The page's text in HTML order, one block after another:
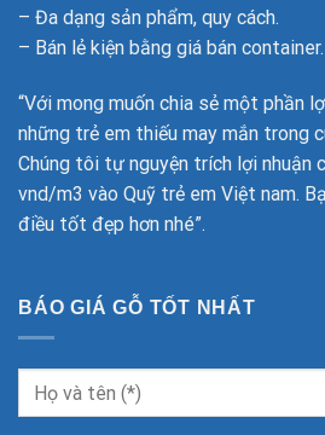
– Đa dạng sản phẩm, quy cách.
– Bán lẻ kiện bằng giá bán container.
“Với mong muốn chia sẻ một phần
những trẻ em thiếu may mắn trong
Chúng tôi tự nguyện trích lợi nhuận
vnd/m3 vào Quỹ trẻ em Việt nam.
điều tốt đẹp hơn nhé”.
BÁO GIÁ GỖ TỐT NHẤT